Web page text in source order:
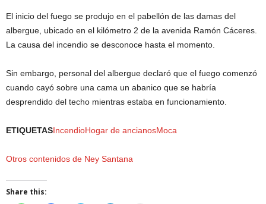
El inicio del fuego se produjo en el pabellón de las damas del
albergue, ubicado en el kilómetro 2 de la avenida Ramón Cáceres.
La causa del incendio se desconoce hasta el momento.
Sin embargo, personal del albergue declaró que el fuego comenzó
cuando cayó sobre una cama un abanico que se habría
desprendido del techo mientras estaba en funcionamiento.
ETIQUETASIncendioHogar de ancianosMoca
Otros contenidos de Ney Santana
Share this: